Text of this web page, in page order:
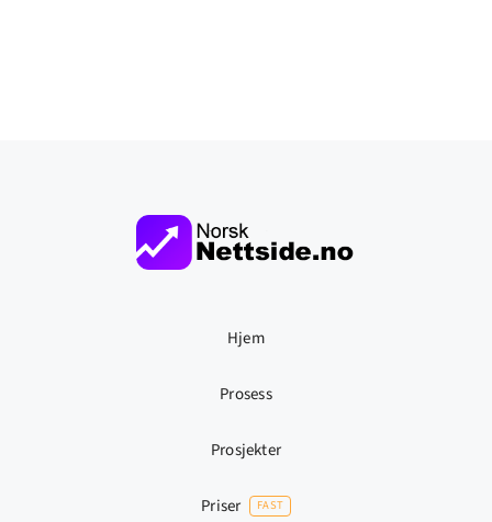
Hjem
Prosess
Prosjekter
Priser FAST